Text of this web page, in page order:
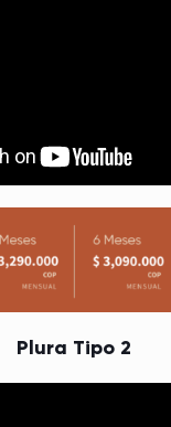
Plura Tipo 2